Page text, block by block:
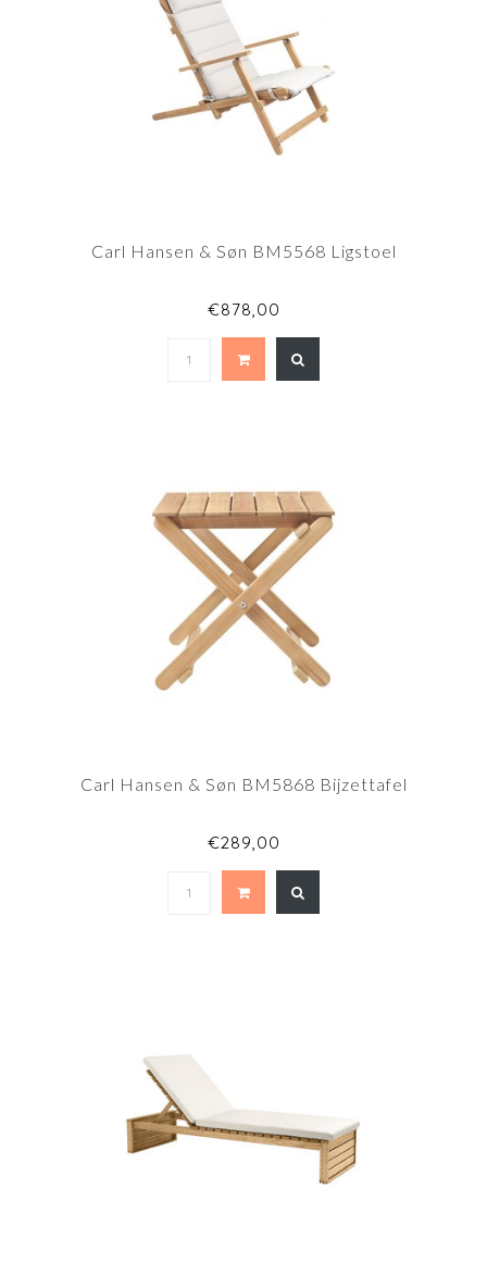
Carl Hansen & Søn BM5568 Ligstoel
€878,00
Carl Hansen & Søn BM5868 Bijzettafel
€289,00